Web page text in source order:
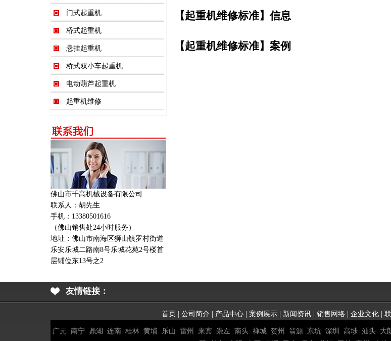
门式起重机
桥式起重机
悬挂起重机
桥式双小车起重机
电动葫芦起重机
起重机维修
佛山市千高机械设备有限公司
联系人：胡先生
手机：13380501616
（佛山销售处24小时服务）
地址： 佛山市南海区狮山镇罗村街道
乐安乐城二路南8号乐城花苑2号楼首
层铺位东13号之2
【起重机维修标准】信息
【起重机维修标准】案例
友情链接：
首页 公司简介 产品中心| 案例展示| 新闻资讯| 销售网络| 企业文化|
广元 南宁 鼎湖 连南 桂林 黄埔 乐山 雷州 来宾 崇左 南头 禅城 贺州 翁源 东坑 深圳 高埗 汕头 大